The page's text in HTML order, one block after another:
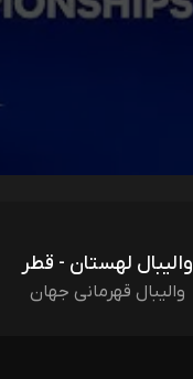
والیبال لهستان - قطر
والیبال قهرمانی جهان